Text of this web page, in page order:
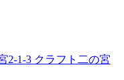
2-1-3 クラフト二の宮